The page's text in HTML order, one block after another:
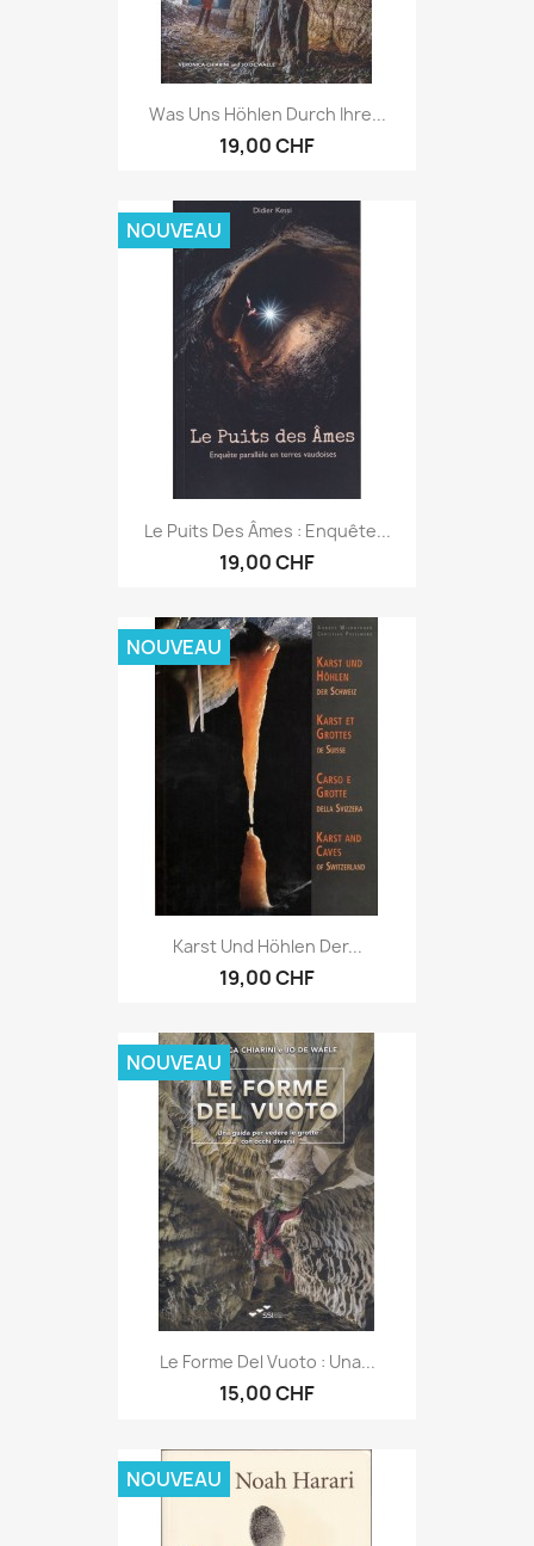
Was Uns Höhlen Durch Ihre...
19,00 CHF
Le Puits Des Âmes : Enquête...
19,00 CHF
NOUVEAU
Karst Und Höhlen Der...
19,00 CHF
NOUVEAU
Le Forme Del Vuoto : Una...
15,00 CHF
NOUVEAU
NOUVEAU